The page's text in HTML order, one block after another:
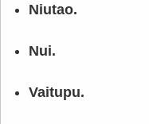
Niutao.
Nui.
Vaitupu.